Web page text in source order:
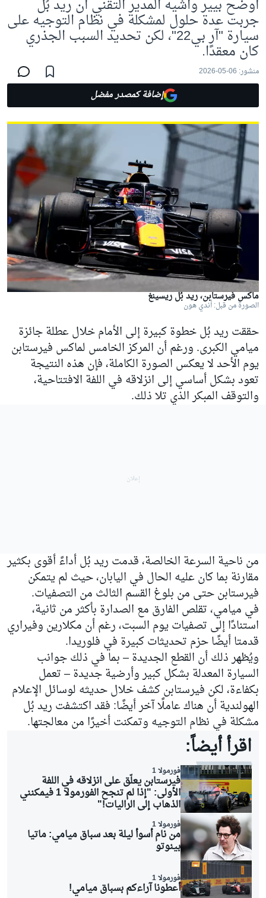
أوضح بيير واشيه المدير التقني أن ريد بُل
جربت عدة حلول لمشكلة في نظام التوجيه على
سيارة "آر بي22"، لكن تحديد السبب الجذري
كان معقدًا.
منشور: 06-05-2026
إضافة كمصدر مفضل
ماكس فيرستابن، ريد بُل ريسينغ
الصورة من قبل: أندي هون
حققت ريد بُل خطوة كبيرة إلى الأمام خلال عطلة جائزة
ميامي الكبرى. ورغم أن المركز الخامس لماكس فيرستابن
يوم الأحد لا يعكس الصورة الكاملة، فإن هذه النتيجة
تعود بشكل أساسي إلى انزلاقه في اللفة الافتتاحية،
والتوقف المبكر الذي تلا ذلك.
من ناحية السرعة الخالصة، قدمت ريد بُل أداءً أقوى بكثير
مقارنة بما كان عليه الحال في اليابان، حيث لم يتمكن
فيرستابن حتى من بلوغ القسم الثالث من التصفيات.
في ميامي، تقلص الفارق مع الصدارة بأكثر من ثانية،
استنادًا إلى تصفيات يوم السبت، رغم أن مكلارين وفيراري
قدمتا أيضًا حزم تحديثات كبيرة في فلوريدا.
ويُظهر ذلك أن القطع الجديدة – بما في ذلك جوانب
السيارة المعدلة بشكل كبير وأرضية جديدة – تعمل
بكفاءة، لكن فيرستابن كشف خلال حديثه لوسائل الإعلام
الهولندية أن هناك عاملًا آخر أيضًا: فقد اكتشفت ريد بُل
مشكلة في نظام التوجيه وتمكنت أخيرًا من معالجتها.
اقرأ أيضاً:
فورمولا 1
فيرستابن يعلّق على انزلاقه في اللفة
الأولى: "إذا لم تنجح الفورمولا 1 فيمكنني
الذهاب إلى الراليات!"
فورمولا 1
من نام أسوأ ليلة بعد سباق ميامي: ماتيا
بينوتو
فورمولا 1
أعطونا آراءكم بسباق ميامي!